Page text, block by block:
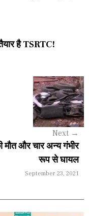
है TSRTC!
Next →
और चार अन्य गंभीर
रूप से घायल
September 23, 2021